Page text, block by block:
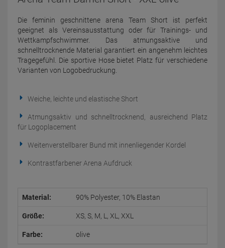
Die feminin geschnittene arena Team Short ist perfekt
geeignet als Vereinsausstattung oder für Trainings- und
Wettkampfschwimmer. Das atmungsaktive und
schnelltrocknende Material garantiert ein angenehm leichtes
Tragegefühl. Die sportive Hose bietet Platz für verschiedene
Varianten von Logobedruckung.
Weiche, leichte und elastische Short
Atmungsaktiv und schnelltrocknend, ausreichend Platz
für Logoplacement
Weitenverstellbarer Bund mit innenliegender Kordel
Kontrastfarbener Arena Aufdruck
Material: 90% Polyester, 10% Elastan
Größe: XS, S, M, L, XL, XXL
Farbe: olive